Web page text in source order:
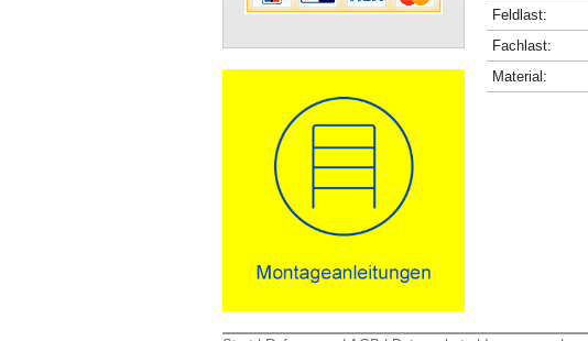
Feldlast:
Fachlast:
Material: